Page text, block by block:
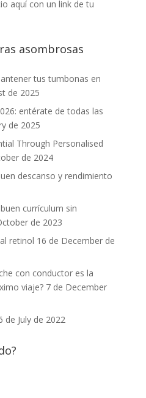
aquí con un link de tu
asombrosas
tus tumbonas en
de 2025
entérate de todas las
de 2025
Through Personalised
de 2024
descanso y rendimiento
currículum sin
de 2023
retinol 16 de December de
con conductor es la
viaje? 7 de December
de July de 2022